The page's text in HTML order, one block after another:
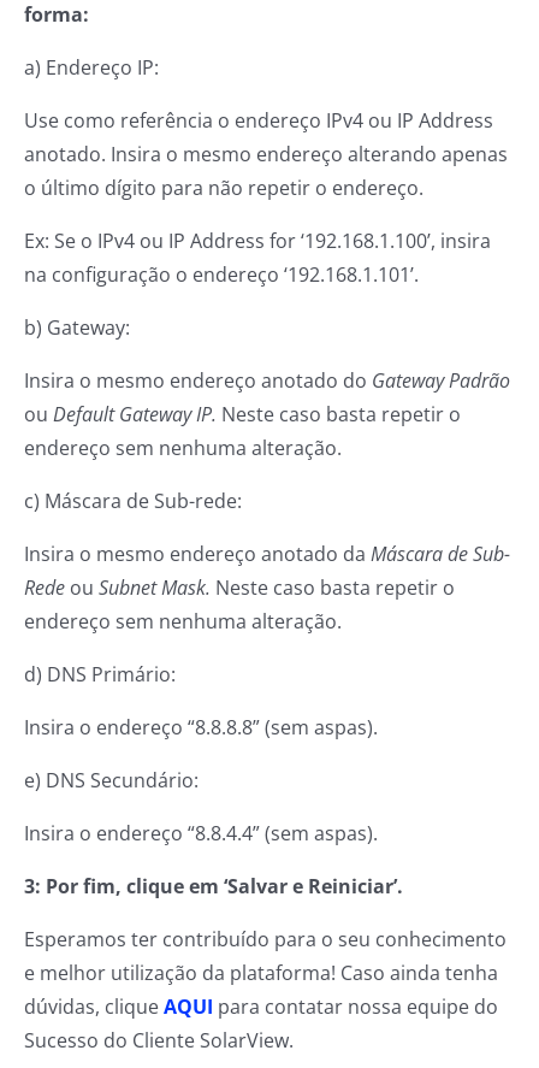
forma:
a) Endereço IP:
Use como referência o endereço IPv4 ou IP Address
anotado. Insira o mesmo endereço alterando apenas
o último dígito para não repetir o endereço.
Ex: Se o IPv4 ou IP Address for ‘192.168.1.100’, insira
na configuração o endereço ‘192.168.1.101’.
b) Gateway:
Insira o mesmo endereço anotado do Gateway Padrão
ou Default Gateway IP. Neste caso basta repetir o
endereço sem nenhuma alteração.
c) Máscara de Sub-rede:
Insira o mesmo endereço anotado da Máscara de Sub-
Rede ou Subnet Mask. Neste caso basta repetir o
endereço sem nenhuma alteração.
d) DNS Primário:
Insira o endereço “8.8.8.8” (sem aspas).
e) DNS Secundário:
Insira o endereço “8.8.4.4” (sem aspas).
3: Por fim, clique em ‘Salvar e Reiniciar’.
Esperamos ter contribuído para o seu conhecimento
e melhor utilização da plataforma! Caso ainda tenha
dúvidas, cliqueAQUI para contatar nossa equipe do
Sucesso do Cliente SolarView.